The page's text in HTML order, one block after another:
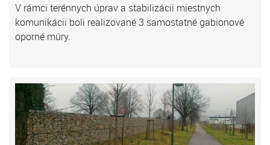
V rámci terénnych úprav a stabilizácii miestnych
komunikácii boli realizované 3 samostatné gabionové
oporné múry.